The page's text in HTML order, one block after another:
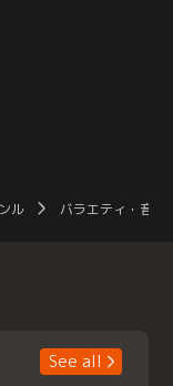
ル バラエティ・音楽
See all